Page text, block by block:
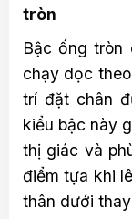
tròn
Bậc ống tròn
chạy dọc
trí đặt chân
kiểu bậc này
thị giác và
điểm tựa khi
thân dưới